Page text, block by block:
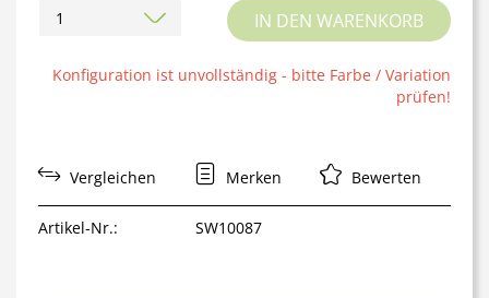
IN DEN WARENKORB
Konfiguration ist unvollständig - bitte Farbe / Variation
prüfen!
Vergleichen Merken Bewerten
Artikel-Nr.: SW10087